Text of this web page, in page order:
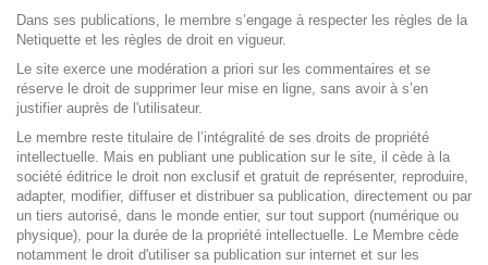
Dans ses publications, le membre s’engage à respecter les règles de la
Netiquette et les règles de droit en vigueur.
Le site exerce une modération a priori sur les commentaires et se
réserve le droit de supprimer leur mise en ligne, sans avoir à s’en
justifier auprès de l'utilisateur.
Le membre reste titulaire de l’intégralité de ses droits de propriété
intellectuelle. Mais en publiant une publication sur le site, il cède à la
société éditrice le droit non exclusif et gratuit de représenter, reproduire,
adapter, modifier, diffuser et distribuer sa publication, directement ou par
un tiers autorisé, dans le monde entier, sur tout support (numérique ou
physique), pour la durée de la propriété intellectuelle. Le Membre cède
notamment le droit d'utiliser sa publication sur internet et sur les